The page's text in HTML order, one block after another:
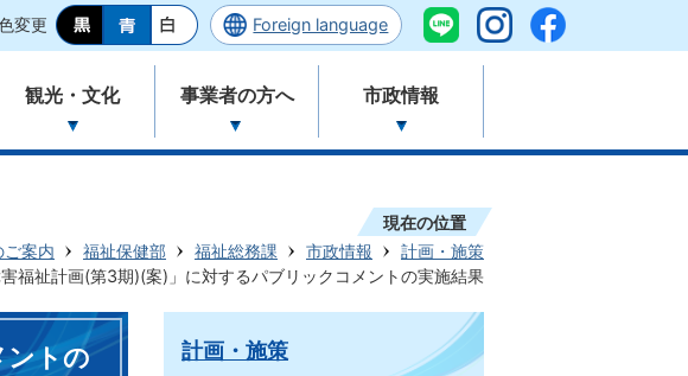
変更 Foreign language
観光・文化 事業者の方へ 市政情報
現在の位置
ご案内 福祉保健部 福祉総務課 市政情報
計画・施策
害福祉計画(第3期)(案)」に対するパブリックコメントの実施結果
ントの
計画・施策